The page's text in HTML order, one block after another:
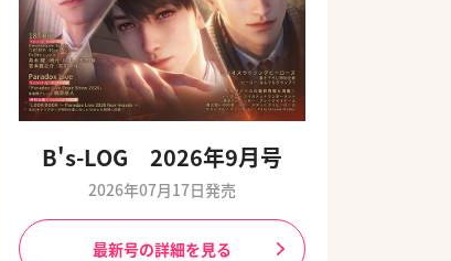
B's-LOG 2026年9月号
2026年07月17日発売
最新号の詳細を見る